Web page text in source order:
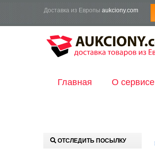
Доставка из Европы aukciony.com
Главная О сервисе
ОТСЛЕДИТЬ ПОСЫЛКУ